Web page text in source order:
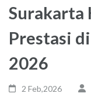
Surakarta
Prestasi
2026
2 Feb,2026